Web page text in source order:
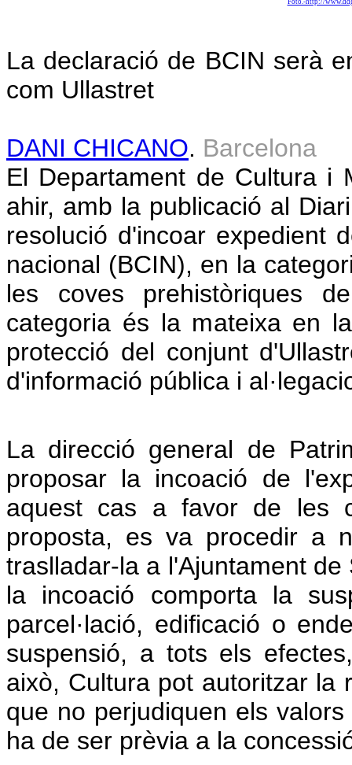
Foto.-http://
La declaració de BCIN serà
com Ullastret
DANI CHICANO. Barcelona
El Departament de Cultura i
ahir, amb la publicació al
resolució d'incoar expedient
nacional (BCIN), en la
les coves prehistòriques
categoria és la mateixa en
protecció del conjunt
d'informació pública i
La direcció general de
proposar la incoació de
aquest cas a favor de les
proposta, es va procedir a
traslladar-la a l'Ajuntament
la incoació comporta la
parcel·lació, edificació o
suspensió, a tots els
això, Cultura pot autoritzar la
que no perjudiquen els
ha de ser prèvia a la